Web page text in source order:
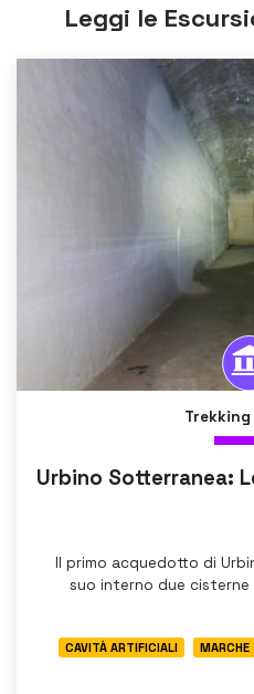
Leggi le
Urbino Sotterranea:
Il primo acquedotto di
suo interno due
CAVITÀ ARTIFICIALI MARCHE